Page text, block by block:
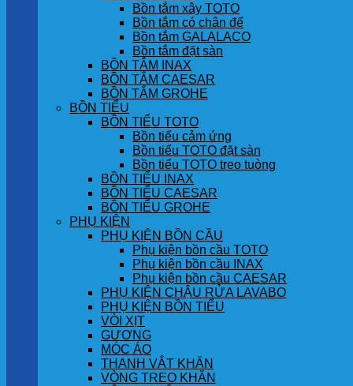
Bồn tắm xây TOTO
Bồn tắm có chân đế
Bồn tắm GALALACO
Bồn tắm đặt sàn
BỒN TẮM INAX
BỒN TẮM CAESAR
BỒN TẮM GROHE
BỒN TIỂU
BỒN TIỂU TOTO
Bồn tiểu cảm ứng
Bồn tiểu TOTO đặt sàn
Bồn tiểu TOTO treo tuòng
BỒN TIỂU INAX
BỒN TIỂU CAESAR
BỒN TIỂU GROHE
PHỤ KIỆN
PHỤ KIỆN BỒN CẦU
Phụ kiện bồn cầu TOTO
Phụ kiện bồn cầu INAX
Phụ kiện bồn cầu CAESAR
PHỤ KIỆN CHẬU RỬA LAVABO
PHỤ KIỆN BỒN TIỂU
VÒI XỊT
GƯƠNG
MÓC ÁO
THANH VẮT KHĂN
VÒNG TREO KHĂN